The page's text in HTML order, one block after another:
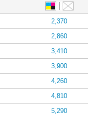
2,370
2,860
3,410
3,900
4,260
4,810
5,290